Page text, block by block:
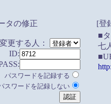
タの修正
変更する人：
ID:
パスワードを記録する
スワードを記録しない
[登
■
七